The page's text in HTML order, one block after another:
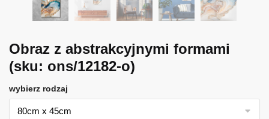
Obraz z abstrakcyjnymi formami
(sku: ons/12182-o)
wybierz rodzaj